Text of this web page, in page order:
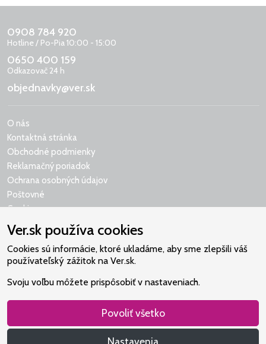
0908 784 920
Hotline / Po-Pia 10:00 - 15:00
0650 400 159
Odkazovač 24 h
objednavky@ver.sk
O nás
Kontaktná stránka
Obchodné podmienky
Reklamačný poriadok
Ochrana osobných údajov
Poštovné
Cookies
Naše srdce je v Martindome.
Podporujeme aktivity spoločenstva,
ktoré pomáha nájsť vzťah s Bohom.
Ver.sk používa cookies
Cookies sú informácie, ktoré ukladáme, aby sme zlepšili váš
používateľský zážitok na Ver.sk.
Svoju voľbu môžete prispôsobiť v nastaveniach.
Povoliť všetko
Nastavenia